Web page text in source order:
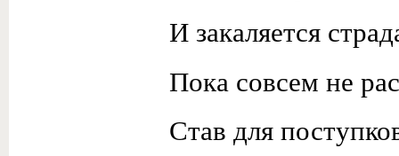
И закаляется
Пока совсем не
Став для